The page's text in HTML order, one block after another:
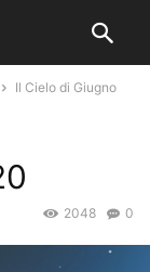
Il Cielo di Giugno
0
2048